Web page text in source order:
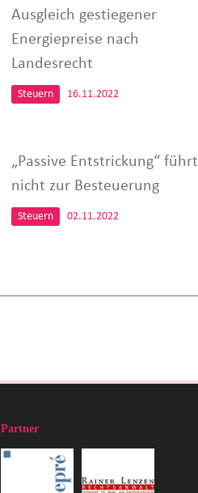
Ausgleich gestiegener
Energiepreise nach
Landesrecht
Steuern 16.11.2022
„Passive Entstrickung“ führt
nicht zur Besteuerung
Steuern 02.11.2022
Partner